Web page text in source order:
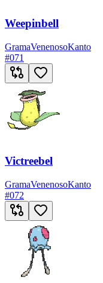
Weepinbell
GramaVenenosoKanto
#071
Victreebel
GramaVenenosoKanto
#072